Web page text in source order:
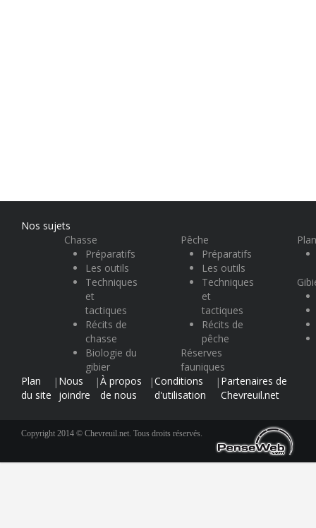
Nos sujets
Chasse
Préparatifs
Les outils
Techniques
et
tactiques
Récits de
chasse
Biologie du
gibier
Pêche
Préparatifs
Les outils
Techniques
et
tactiques
Récits de
pêche
Réserves
fauniques
Plan
du site
| Nous
joindre
|À propos
de nous
|Conditions
d'utilisation
| Partenaires de
Chevreuil.net
Copyright 2014 © Chevreuil.net. Tous droits réservés.